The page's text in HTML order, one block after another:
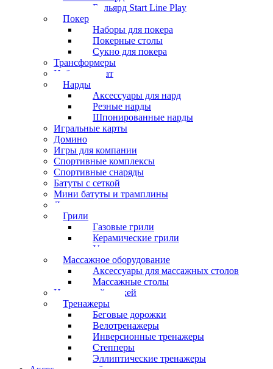
Бильярд Start Line Play
Покер
Наборы для покера
Покерные столы
Сукно для покера
Трансформеры
Набор шахмат
Нарды
Аксессуары для нард
Резные нарды
Шпонированные нарды
Игральные карты
Домино
Игры для компании
Спортивные комплексы
Спортивные снаряды
Батуты с сеткой
Мини батуты и трамплины
Дартс
Грили
Газовые грили
Керамические грили
Угольные грили
Массажное оборудование
Аксессуары для массажных столов
Массажные столы
Настольный хоккей
Тренажеры
Беговые дорожки
Велотренажеры
Инверсионные тренажеры
Степперы
Эллиптические тренажеры